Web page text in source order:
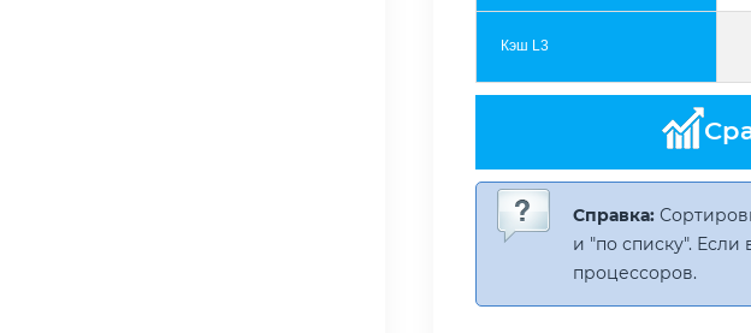
Кэш L3
Справка:
и "по списку".
процессоров.